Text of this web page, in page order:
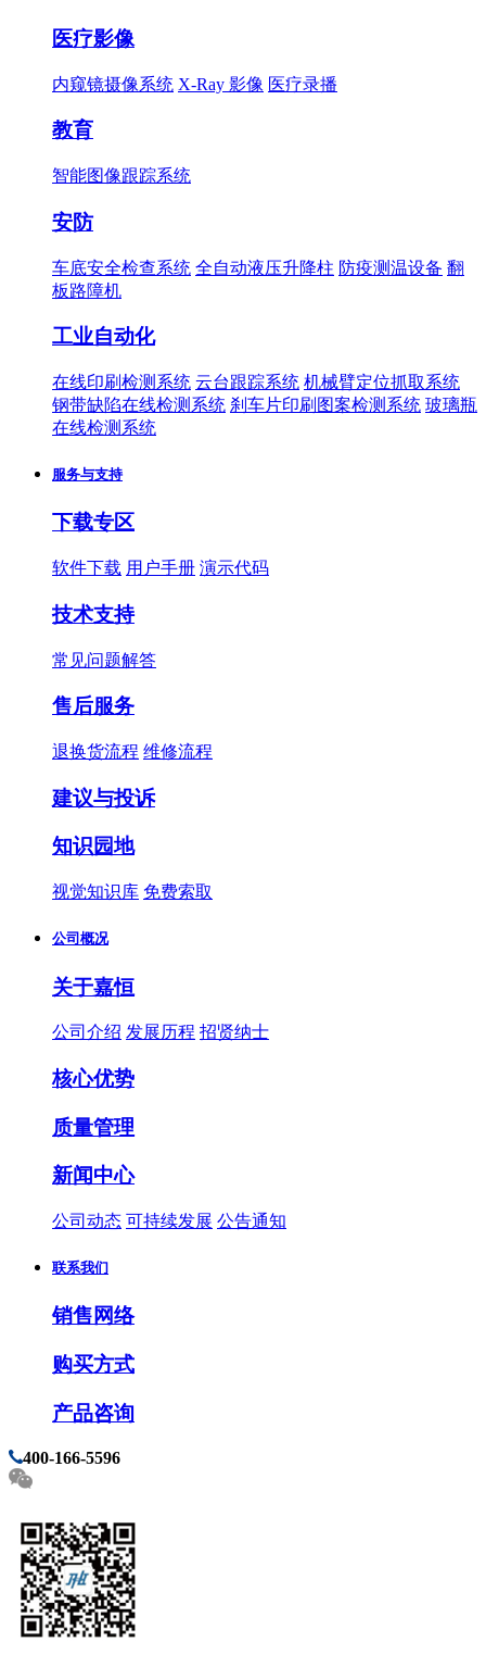
医疗影像
内窥镜摄像系统 X-Ray 影像 医疗录播
教育
智能图像跟踪系统
安防
车底安全检查系统 全自动液压升降柱 防疫测温设备 翻
板路障机
工业自动化
在线印刷检测系统 云台跟踪系统 机械臂定位抓取系统
钢带缺陷在线检测系统 刹车片印刷图案检测系统 玻璃瓶
在线检测系统
服务与支持
下载专区
软件下载 用户手册 演示代码
技术支持
常见问题解答
售后服务
退换货流程 维修流程
建议与投诉
知识园地
视觉知识库 免费索取
公司概况
关于嘉恒
公司介绍 发展历程 招贤纳士
核心优势
质量管理
新闻中心
公司动态 可持续发展 公告通知
联系我们
销售网络
购买方式
产品咨询
400-166-5596